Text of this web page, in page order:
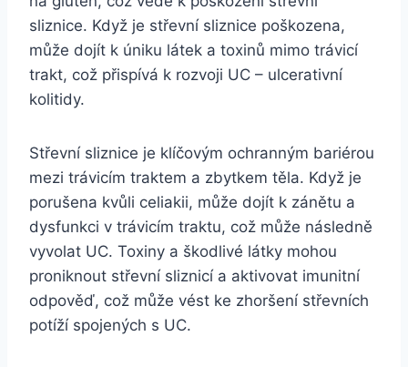
sliznice. Když je střevní sliznice poškozena,
může dojít k úniku látek a toxinů mimo trávicí
trakt, což přispívá k rozvoji UC – ulcerativní
kolitidy.
Střevní sliznice je klíčovým ochranným bariérou
mezi trávicím traktem a zbytkem těla. Když je
porušena kvůli celiakii, může dojít k zánětu a
dysfunkci v trávicím traktu, což může následně
vyvolat UC. Toxiny a škodlivé látky mohou
proniknout střevní sliznicí a aktivovat imunitní
odpověď, což může vést ke zhoršení střevních
potíží spojených s UC.